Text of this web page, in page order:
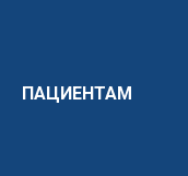
ПАЦИЕНТАМ